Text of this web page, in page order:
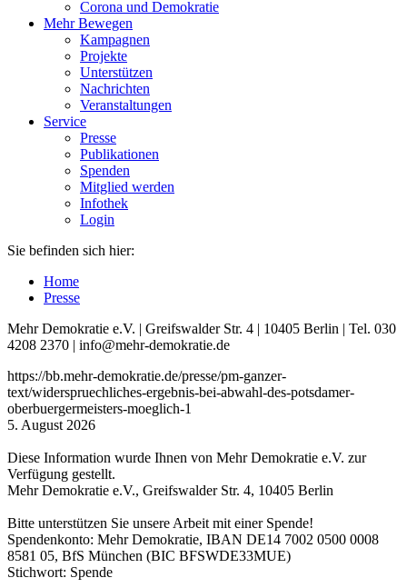
Corona und Demokratie
Mehr Bewegen
Kampagnen
Projekte
Unterstützen
Nachrichten
Veranstaltungen
Service
Presse
Publikationen
Spenden
Mitglied werden
Infothek
Login
Sie befinden sich hier:
Home
Presse
Mehr Demokratie e.V. | Greifswalder Str. 4 | 10405 Berlin | Tel. 030
4208 2370 | info@mehr-demokratie.de
https://bb.mehr-demokratie.de/presse/pm-ganzer-
text/widerspruechliches-ergebnis-bei-abwahl-des-potsdamer-
oberbuergermeisters-moeglich-1
5. August 2026
Diese Information wurde Ihnen von Mehr Demokratie e.V. zur
Verfügung gestellt.
Mehr Demokratie e.V., Greifswalder Str. 4, 10405 Berlin
Bitte unterstützen Sie unsere Arbeit mit einer Spende!
Spendenkonto: Mehr Demokratie, IBAN DE14 7002 0500 0008
8581 05, BfS München (BIC BFSWDE33MUE)
Stichwort: Spende